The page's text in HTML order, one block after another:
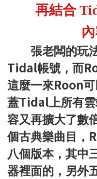
再結合
張老闆的玩法
Tidal帳號，而
這麼一來Roon
蓋Tidal上所有
容又再擴大了數
個古典樂曲目，
八個版本，其中
器裡面的，另外